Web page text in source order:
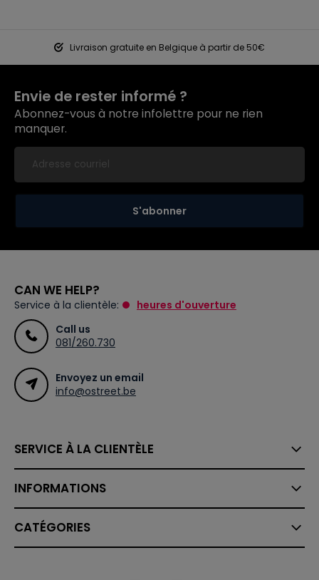
Livraison gratuite en Belgique à partir de 50€
Envie de rester informé ?
Abonnez-vous à notre infolettre pour ne rien
manquer.
S'abonner
CAN WE HELP?
Service à la clientèle:
heures d'ouverture
Call us
081/260.730
Envoyez un email
info@ostreet.be
SERVICE À LA CLIENTÈLE
INFORMATIONS
CATÉGORIES